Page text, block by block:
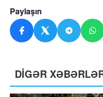
Paylaşın
DİGƏR